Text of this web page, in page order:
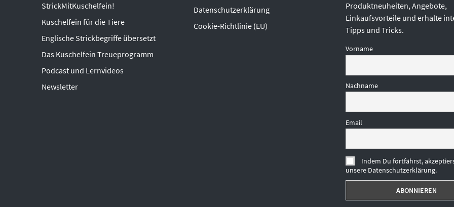
StrickMitKuschelfein!
Kuschelfein für die Tiere
Englische Strickbegriffe übersetzt
Das Kuschelfein Treueprogramm
Podcast und Lernvideos
Newsletter
Datenschutzerklärung
Cookie-Richtlinie (EU)
Produktneuheiten, Angebote,
Einkaufsvorteile und erhalte
Tipps und Tricks.
Vorname
Nachname
Email
Indem Du fortfährst,
unsere Datenschutzerklärung.